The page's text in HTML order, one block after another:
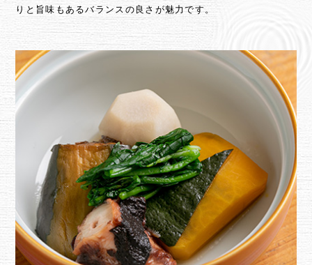
りと旨味もあるバランスの良さが魅力です。